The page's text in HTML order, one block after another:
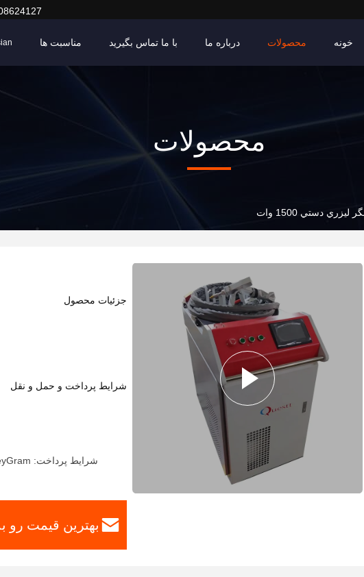
خونه محصولات درباره ما با ما تماس بگیرید مناسبت ها
محصولات
دستي 1500 وات
جزئیات محصول
شرایط پرداخت و حمل و نقل
شرایط پرداخت: L/C، D/A، D/P، T/T، Western Union، MoneyGram
بهترین قیمت رو